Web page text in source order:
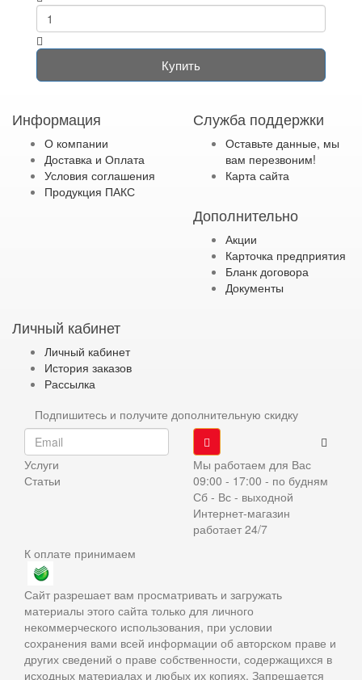
Купить
Информация
О компании
Доставка и Оплата
Условия соглашения
Продукция ПАКС
Служба поддержки
Оставьте данные, мы
вам перезвоним!
Карта сайта
Дополнительно
Акции
Карточка предприятия
Бланк договора
Документы
Личный кабинет
Личный кабинет
История заказов
Рассылка
Подпишитесь и получите дополнительную скидку
Услуги
Статьи
Мы работаем для Вас
09:00 - 17:00 - по будням
Сб - Вс - выходной
Интернет-магазин
работает 24/7
К оплате принимаем
Сайт разрешает вам просматривать и загружать
материалы этого сайта только для личного
некоммерческого использования, при условии
сохранения вами всей информации об авторском праве и
других сведений о праве собственности, содержащихся в
исходных материалах и любых их копиях. Запрещается